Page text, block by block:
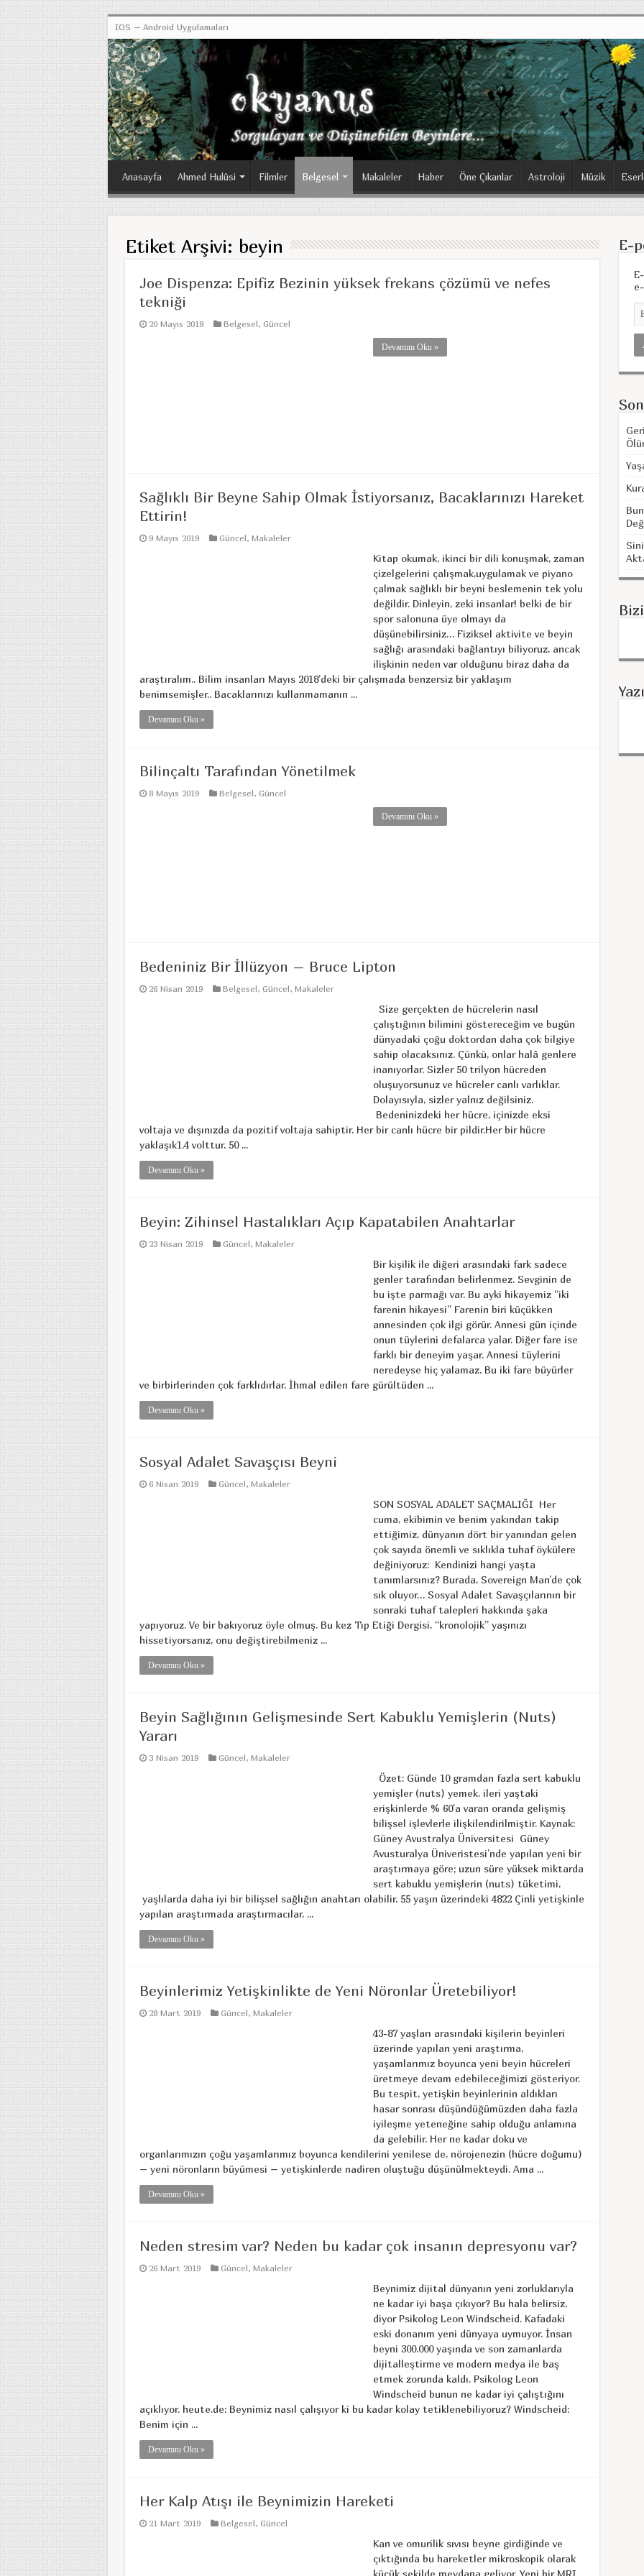
IOS – Android Uygulamaları
Anasayfa Ahmed Hulûsi Filmler Belgesel Makaleler Haber Öne Çıkanlar Astroloji Müzik
Etiket Arşivi: beyin
Joe Dispenza: Epifiz Bezinin yüksek frekans çözümü ve nefes
tekniği
20 Mayıs 2019 Belgesel, Güncel
Devamını Oku »
Sağlıklı Bir Beyne Sahip Olmak İstiyorsanız, Bacaklarınızı Hareket
Ettirin!
9 Mayıs 2019 Güncel, Makaleler
Kitap okumak, ikinci bir dili konuşmak, zaman
çizelgelerini çalışmak,uygulamak ve piyano
çalmak sağlıklı bir beyni beslemenin tek yolu
değildir. Dinleyin, zeki insanlar! belki de bir
spor salonuna üye olmayı da
düşünebilirsiniz… Fiziksel aktivite ve beyin
sağlığı arasındaki bağlantıyı biliyoruz, ancak
ilişkinin neden var olduğunu biraz daha da
araştıralım.. Bilim insanları Mayıs 2018’deki bir çalışmada benzersiz bir yaklaşım
benimsemişler.. Bacaklarınızı kullanmamanın ...
Devamını Oku »
Bilinçaltı Tarafından Yönetilmek
8 Mayıs 2019 Belgesel, Güncel
Devamını Oku »
Bedeniniz Bir İllüzyon – Bruce Lipton
26 Nisan 2019 Belgesel, Güncel, Makaleler
Size gerçekten de hücrelerin nasıl
çalıştığının bilimini göstereceğim ve bugün
dünyadaki çoğu doktordan daha çok bilgiye
sahip olacaksınız. Çünkü, onlar halâ genlere
inanıyorlar. Sizler 50 trilyon hücreden
oluşuyorsunuz ve hücreler canlı varlıklar.
Dolayısıyla, sizler yalnız değilsiniz.
Bedeninizdeki her hücre, içinizde eksi
voltaja ve dışınızda da pozitif voltaja sahiptir. Her bir canlı hücre bir pildir.Her bir hücre
yaklaşık1.4 volttur. 50 ...
Devamını Oku »
Beyin: Zihinsel Hastalıkları Açıp Kapatabilen Anahtarlar
23 Nisan 2019 Güncel, Makaleler
Bir kişilik ile diğeri arasındaki fark sadece
genler tarafından belirlenmez. Sevginin de
bu işte parmağı var. Bu ayki hikayemiz “iki
farenin hikayesi” Farenin biri küçükken
annesinden çok ilgi görür. Annesi gün içinde
onun tüylerini defalarca yalar. Diğer fare ise
farklı bir deneyim yaşar. Annesi tüylerini
neredeyse hiç yalamaz. Bu iki fare büyürler
ve birbirlerinden çok farklıdırlar. İhmal edilen fare gürültüden ...
Devamını Oku »
Sosyal Adalet Savaşçısı Beyni
6 Nisan 2019 Güncel, Makaleler
SON SOSYAL ADALET SAÇMALIĞI Her
cuma, ekibimin ve benim yakından takip
ettiğimiz, dünyanın dört bir yanından gelen
çok sayıda önemli ve sıklıkla tuhaf öykülere
değiniyoruz: Kendinizi hangi yaşta
tanımlarsınız? Burada, Sovereign Man’de çok
sık oluyor… Sosyal Adalet Savaşçılarının bir
sonraki tuhaf talepleri hakkında şaka
yapıyoruz. Ve bir bakıyoruz öyle olmuş. Bu kez Tıp Etiği Dergisi, “kronolojik” yaşınızı
hissetiyorsanız, onu değiştirebilmeniz ...
Devamını Oku »
Beyin Sağlığının Gelişmesinde Sert Kabuklu Yemişlerin (Nuts)
Yararı
3 Nisan 2019 Güncel, Makaleler
Özet: Günde 10 gramdan fazla sert kabuklu
yemişler (nuts) yemek, ileri yaştaki
erişkinlerde % 60’a varan oranda gelişmiş
bilişsel işlevlerle ilişkilendirilmiştir. Kaynak:
Güney Avustralya Üniversitesi Güney
Avusturalya Üniveristesi’nde yapılan yeni bir
araştırmaya göre; uzun süre yüksek miktarda
sert kabuklu yemişlerin (nuts) tüketimi,
yaşlılarda daha iyi bir bilişsel sağlığın anahtarı olabilir. 55 yaşın üzerindeki 4822 Çinli yetişkinle
yapılan araştırmada araştırmacılar, ...
Devamını Oku »
Beyinlerimiz Yetişkinlikte de Yeni Nöronlar Üretebiliyor!
28 Mart 2019 Güncel, Makaleler
43-87 yaşları arasındaki kişilerin beyinleri
üzerinde yapılan yeni araştırma,
yaşamlarımız boyunca yeni beyin hücreleri
üretmeye devam edebileceğimizi gösteriyor.
Bu tespit, yetişkin beyinlerinin aldıkları
hasar sonrası düşündüğümüzden daha fazla
iyileşme yeteneğine sahip olduğu anlamına
da gelebilir. Her ne kadar doku ve
organlarımızın çoğu yaşamlarımız boyunca kendilerini yenilese de, nörojenezin (hücre doğumu)
– yeni nöronların büyümesi – yetişkinlerde nadiren oluştuğu düşünülmekteydi. Ama ...
Devamını Oku »
Neden stresim var? Neden bu kadar çok insanın depresyonu var?
26 Mart 2019 Güncel, Makaleler
Beynimiz dijital dünyanın yeni zorluklarıyla
ne kadar iyi başa çıkıyor? Bu hala belirsiz,
diyor Psikolog Leon Windscheid. Kafadaki
eski donanım yeni dünyaya uymuyor. İnsan
beyni 300.000 yaşında ve son zamanlarda
dijitalleştirme ve modern medya ile baş
etmek zorunda kaldı. Psikolog Leon
Windscheid bunun ne kadar iyi çalıştığını
açıklıyor. heute.de: Beynimiz nasıl çalışıyor ki bu kadar kolay tetiklenebiliyoruz? Windscheid:
Benim için ...
Devamını Oku »
Her Kalp Atışı ile Beynimizin Hareketi
21 Mart 2019 Belgesel, Güncel
Kan ve omurilik sıvısı beyne girdiğinde ve
çıktığında bu hareketler mikroskopik olarak
küçük şekilde meydana geliyor. Yeni bir MRI
E-
Yazı